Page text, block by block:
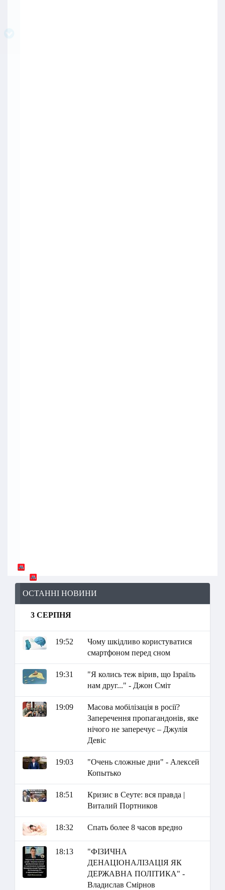
ОСТАННІ НОВИНИ
3 СЕРПНЯ
19:52
Чому шкідливо користуватися
смартфоном перед сном
19:31
"Я колись теж вірив, що Ізраїль
нам друг..." - Джон Сміт
19:09
Масова мобілізація в росії?
Заперечення пропагандонів, яке
нічого не заперечує – Джулія
Девіс
19:03
"Очень сложные дни" - Алексей
Копытько
18:51
Кризис в Сеуте: вся правда |
Виталий Портников
18:32 Спать более 8 часов вредно
18:13
"ФІЗИЧНА
ДЕНАЦІОНАЛІЗАЦІЯ ЯК
ДЕРЖАВНА ПОЛІТИКА" -
Владислав Смірнов